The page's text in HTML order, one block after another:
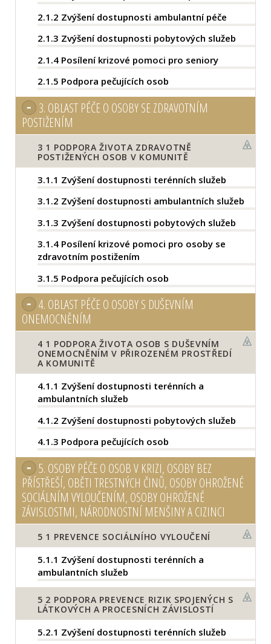
2.1.2 Zvýšení dostupnosti ambulantní péče
2.1.3 Zvýšení dostupnosti pobytových služeb
2.1.4 Posílení krizové pomoci pro seniory
2.1.5 Podpora pečujících osob
3. OBLAST PÉČE O OSOBY SE ZDRAVOTNÍM
POSTIŽENÍM
3 1 PODPORA ŽIVOTA ZDRAVOTNĚ
POSTIŽENÝCH OSOB V KOMUNITĚ
3.1.1 Zvýšení dostupnosti terénních služeb
3.1.2 Zvýšení dostupnosti ambulantních služeb
3.1.3 Zvýšení dostupnosti pobytových služeb
3.1.4 Posílení krizové pomoci pro osoby se
zdravotním postižením
3.1.5 Podpora pečujících osob
4. OBLAST PÉČE O OSOBY S DUŠEVNÍM
ONEMOCNĚNÍM
4 1 PODPORA ŽIVOTA OSOB S DUŠEVNÍM
ONEMOCNĚNÍM V PŘIROZENÉM PROSTŘEDÍ
A KOMUNITĚ
4.1.1 Zvýšení dostupnosti terénních a
ambulantních služeb
4.1.2 Zvýšení dostupnosti pobytových služeb
4.1.3 Podpora pečujících osob
5. OSOBY PÉČE O OSOB V KRIZI, OSOBY BEZ
PŘÍSTŘEŠÍ, OBĚTI TRESTNÝCH ČINŮ, OSOBY OHROŽENÉ
SOCIÁLNÍM VYLOUČENÍM, OSOBY OHROŽENÉ
ZÁVISLOSTMI, NÁRODNOSTNÍ MENŠINY A CIZINCI
5 1 PREVENCE SOCIÁLNÍHO VYLOUČENÍ
5.1.1 Zvýšení dostupnosti terénních a
ambulantních služeb
5 2 PODPORA PREVENCE RIZIK SPOJENÝCH S
LÁTKOVÝCH A PROCESNÍCH ZÁVISLOSTÍ
5.2.1 Zvýšení dostupnosti terénních služeb